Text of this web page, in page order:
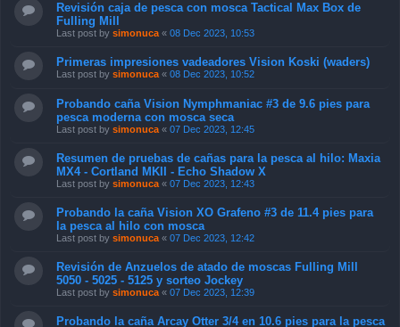
Revisión caja de pesca con mosca Tactical Max Box de
Fulling Mill
Last post by simonuca « 08 Dec 2023, 10:53
Primeras impresiones vadeadores Vision Koski (waders)
Last post by simonuca « 08 Dec 2023, 10:52
Probando caña Vision Nymphmaniac #3 de 9.6 pies para
pesca moderna con mosca seca
Last post by simonuca « 07 Dec 2023, 12:45
Resumen de pruebas de cañas para la pesca al hilo: Maxia
MX4 - Cortland MKII - Echo Shadow X
Last post by simonuca « 07 Dec 2023, 12:43
Probando la caña Vision XO Grafeno #3 de 11.4 pies para
la pesca al hilo con mosca
Last post by simonuca « 07 Dec 2023, 12:42
Revisión de Anzuelos de atado de moscas Fulling Mill
5050 - 5025 - 5125 y sorteo Jockey
Last post by simonuca « 07 Dec 2023, 12:39
Probando la caña Arcay Otter 3/4 en 10.6 pies para la pesca